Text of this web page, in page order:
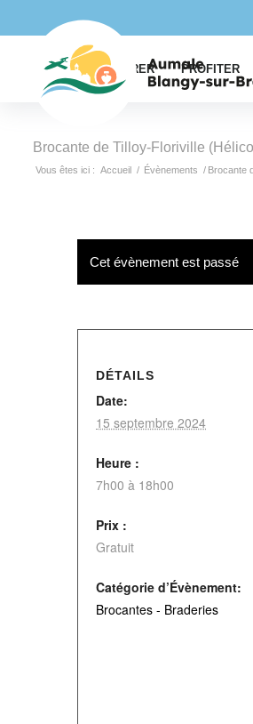
EXPLORER PROFITER
Brocante de Tilloy-Floriville
Vous êtes ici : Accueil / Évènements / Brocante
Cet évènement est passé
DÉTAILS
Date:
15 septembre 2024
Heure :
7h00 à 18h00
Prix :
Gratuit
Catégorie d’Évènement:
Brocantes - Braderies